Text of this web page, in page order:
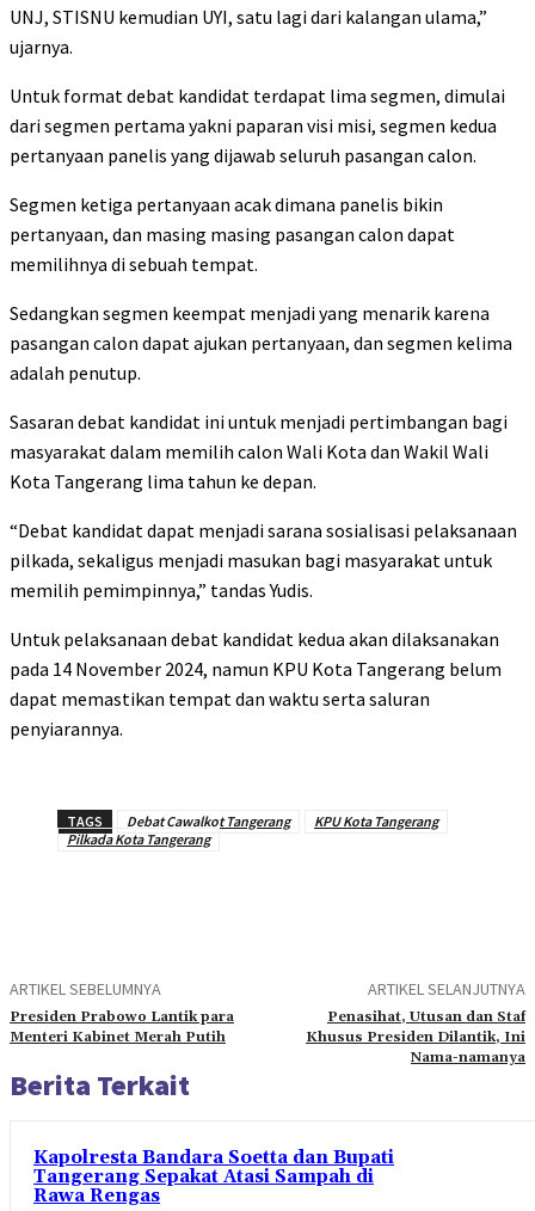
UNJ, STISNU kemudian UYI, satu lagi dari kalangan ulama,”
ujarnya.
Untuk format debat kandidat terdapat lima segmen, dimulai
dari segmen pertama yakni paparan visi misi, segmen kedua
pertanyaan panelis yang dijawab seluruh pasangan calon.
Segmen ketiga pertanyaan acak dimana panelis bikin
pertanyaan, dan masing masing pasangan calon dapat
memilihnya di sebuah tempat.
Sedangkan segmen keempat menjadi yang menarik karena
pasangan calon dapat ajukan pertanyaan, dan segmen kelima
adalah penutup.
Sasaran debat kandidat ini untuk menjadi pertimbangan bagi
masyarakat dalam memilih calon Wali Kota dan Wakil Wali
Kota Tangerang lima tahun ke depan.
“Debat kandidat dapat menjadi sarana sosialisasi pelaksanaan
pilkada, sekaligus menjadi masukan bagi masyarakat untuk
memilih pemimpinnya,” tandas Yudis.
Untuk pelaksanaan debat kandidat kedua akan dilaksanakan
pada 14 November 2024, namun KPU Kota Tangerang belum
dapat memastikan tempat dan waktu serta saluran
penyiarannya.
TAGS Debat Cawalkot Tangerang
KPU Kota Tangerang
Pilkada Kota Tangerang
ARTIKEL SEBELUMNYA
Presiden Prabowo Lantik para
Menteri Kabinet Merah Putih
ARTIKEL SELANJUTNYA
Penasihat, Utusan dan Staf
Khusus Presiden Dilantik, Ini
Nama-namanya
Berita Terkait
Kapolresta Bandara Soetta dan Bupati
Tangerang Sepakat Atasi Sampah di
Rawa Rengas